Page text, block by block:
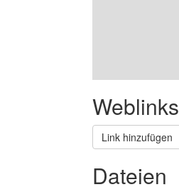
Weblinks
Link hinzufügen
Dateien